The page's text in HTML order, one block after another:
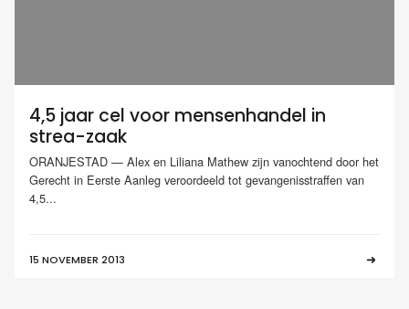
4,5 jaar cel voor mensenhandel in
strea-zaak
ORANJESTAD — Alex en Liliana Mathew zijn vanochtend door het
Gerecht in Eerste Aanleg veroordeeld tot gevangenisstraffen van
4,5...
15 NOVEMBER 2013